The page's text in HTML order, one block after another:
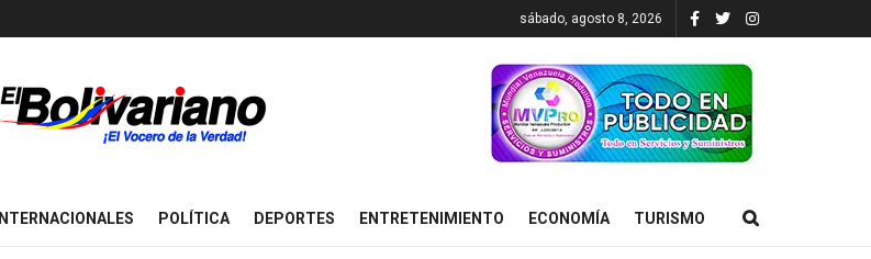
sábado, agosto 8, 2026
INTERNACIONALES POLÍTICA DEPORTES ENTRETENIMIENTO ECONOMÍA TURISMO